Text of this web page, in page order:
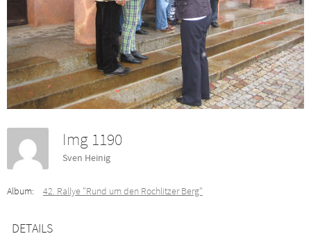
Img 1190
Sven Heinig
Album: 42. Rallye "Rund um den Rochlitzer Berg"
DETAILS